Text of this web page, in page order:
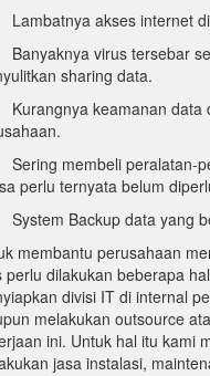
akses internet di
virus tersebar
sharing data.
keamanan data
membeli peralatan-
perlu ternyata belum
Backup data yang
membantu perusahaan
perlu dilakukan beberapa
divisi IT di internal
melakukan outsource
ini. Untuk hal itu kami
jasa instalasi,